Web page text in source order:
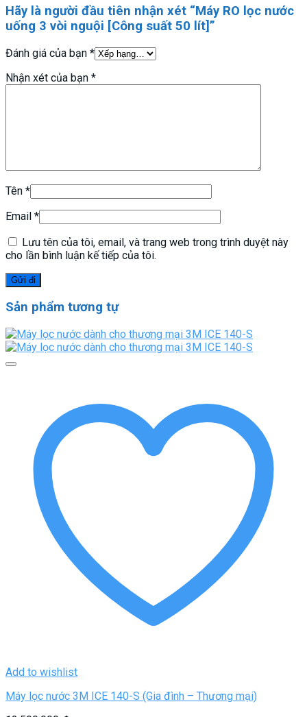
Hãy là người đầu tiên nhận xét “Máy RO lọc nước
uống 3 vòi nguội [Công suất 50 lít]”
Đánh giá của bạn *
Nhận xét của bạn *
Tên *
Email *
Lưu tên của tôi, email, và trang web trong trình duyệt này
cho lần bình luận kế tiếp của tôi.
Sản phẩm tương tự
Add to wishlist
Máy lọc nước 3M ICE 140-S (Gia đình – Thương mại)